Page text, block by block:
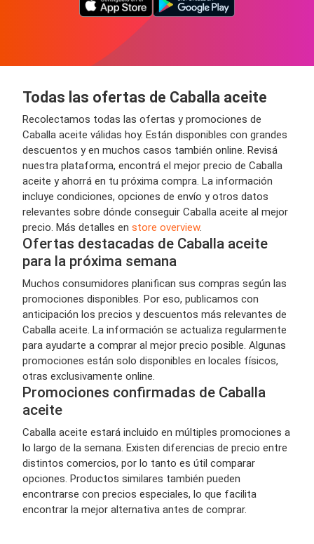
Todas las ofertas de Caballa aceite
Recolectamos todas las ofertas y promociones de
Caballa aceite válidas hoy. Están disponibles con grandes
descuentos y en muchos casos también online. Revisá
nuestra plataforma, encontrá el mejor precio de Caballa
aceite y ahorrá en tu próxima compra. La información
incluye condiciones, opciones de envío y otros datos
relevantes sobre dónde conseguir Caballa aceite al mejor
precio. Más detalles en store overview.
Ofertas destacadas de Caballa aceite
para la próxima semana
Muchos consumidores planifican sus compras según las
promociones disponibles. Por eso, publicamos con
anticipación los precios y descuentos más relevantes de
Caballa aceite. La información se actualiza regularmente
para ayudarte a comprar al mejor precio posible. Algunas
promociones están solo disponibles en locales físicos,
otras exclusivamente online.
Promociones confirmadas de Caballa
aceite
Caballa aceite estará incluido en múltiples promociones a
lo largo de la semana. Existen diferencias de precio entre
distintos comercios, por lo tanto es útil comparar
opciones. Productos similares también pueden
encontrarse con precios especiales, lo que facilita
encontrar la mejor alternativa antes de comprar.